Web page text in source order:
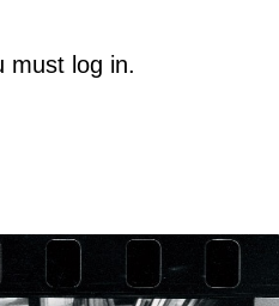
must log in.